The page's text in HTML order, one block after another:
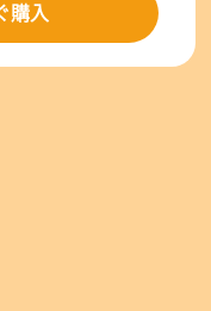
購入